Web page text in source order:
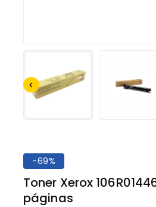
-69%
Toner Xerox
páginas